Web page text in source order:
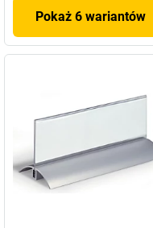
Pokaż 6 wariantów